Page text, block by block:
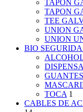
TAPON
TAPON
TEE
UNION
UNION
BIO
GUANTES
TOCA 1
CABLES DE